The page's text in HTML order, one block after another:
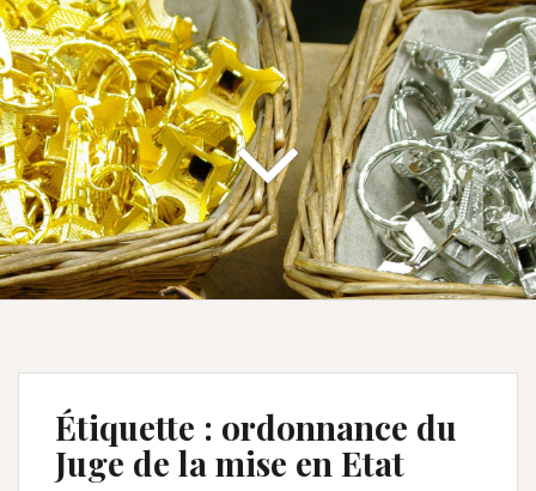
Étiquette : ordonnance du
Juge de la mise en Etat